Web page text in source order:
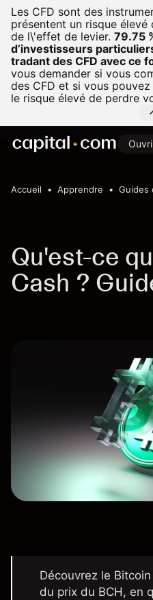
Les CFD sont des
présentent un risque
de l\'effet de levier. 79.75
d’investisseurs
tradant des CFD avec ce
vous demander si vous
des CFD et si vous
le risque élevé de perdre
Accueil Apprendre Guides
Qu'est-ce
Cash ?
Découvrez le
du prix du BCH, en